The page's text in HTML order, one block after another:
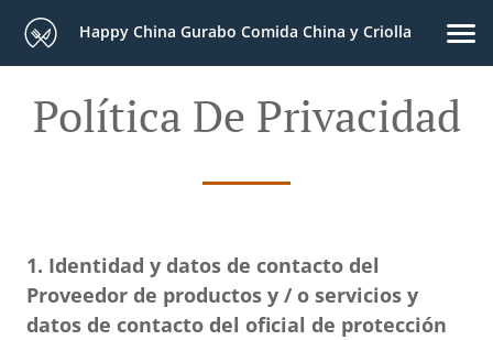
Happy China Gurabo Comida China y Criolla
Política De Privacidad
1. Identidad y datos de contacto del
Proveedor de productos y / o servicios y
datos de contacto del oficial de protección